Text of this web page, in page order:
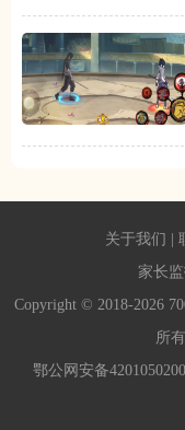
关于我们
家长
Copyright © 2018-2026
所有
鄂公网安备